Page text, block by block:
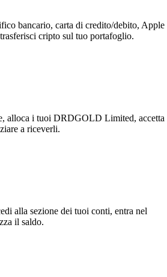
bancario, carta di credito/debito, Apple
cripto sul tuo portafoglio.
alloca i tuoi DRDGOLD Limited, accetta
a riceverli.
alla sezione dei tuoi conti, entra nel
il saldo.